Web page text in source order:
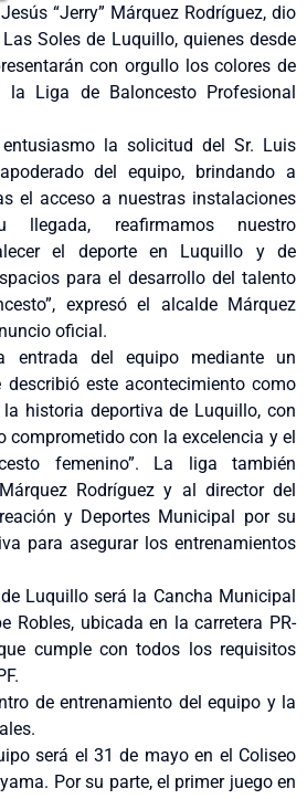
“Jerry” Márquez Rodríguez, dio
Soles de Luquillo, quienes desde
con orgullo los colores de
Liga de Baloncesto Profesional
la solicitud del Sr. Luis
del equipo, brindando a
el acceso a nuestras instalaciones
llegada, reafirmamos nuestro
el deporte en Luquillo y de
para el desarrollo del talento
expresó el alcalde Márquez
oficial.
entrada del equipo mediante un
este acontecimiento como
historia deportiva de Luquillo, con
comprometido con la excelencia y el
femenino”. La liga también
Rodríguez y al director del
y Deportes Municipal por su
para asegurar los entrenamientos
Luquillo será la Cancha Municipal
Robles, ubicada en la carretera PR-
cumple con todos los requisitos
de entrenamiento del equipo y la
será el 31 de mayo en el Coliseo
Por su parte, el primer juego en